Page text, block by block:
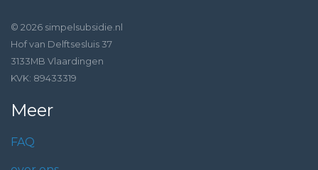
© 2026 simpelsubsidie.nl
Hof van Delftsesluis 37
3133MB Vlaardingen
KVK: 89433319
Meer
FAQ